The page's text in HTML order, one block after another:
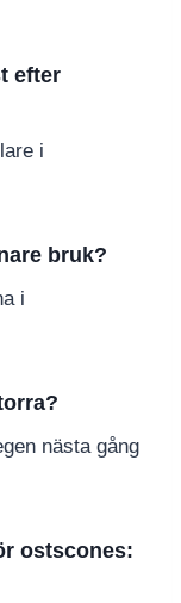
efter
i
bruk?
i
nästa gång
ostscones: